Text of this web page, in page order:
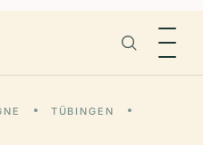
TÜBINGEN